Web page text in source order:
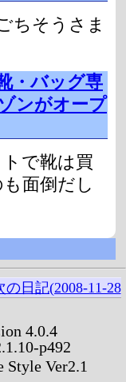
ちそうさま
・バッグ専
ンがオープ
で靴は買
面倒だし
の日記(2008-11-28
4.0.4
p492